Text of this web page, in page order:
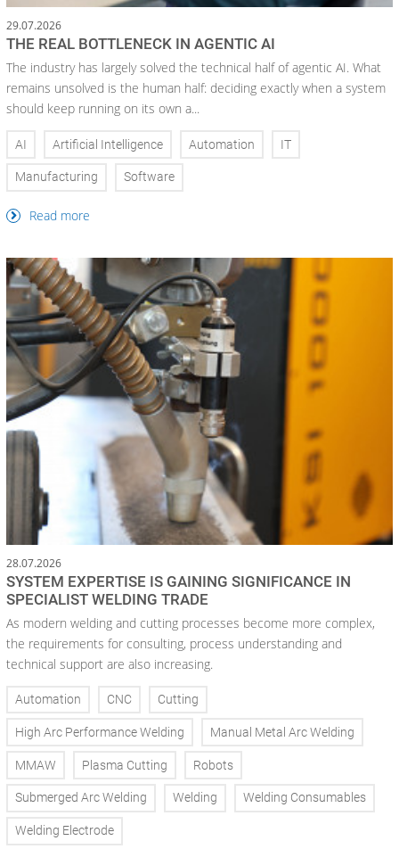
29.07.2026
THE REAL BOTTLENECK IN AGENTIC AI
The industry has largely solved the technical half of agentic AI. What
remains unsolved is the human half: deciding exactly when a system
should keep running on its own a...
AI Artificial Intelligence Automation IT
Manufacturing Software
Read more
28.07.2026
SYSTEM EXPERTISE IS GAINING SIGNIFICANCE IN
SPECIALIST WELDING TRADE
As modern welding and cutting processes become more complex,
the requirements for consulting, process understanding and
technical support are also increasing.
Automation CNC Cutting
High Arc Performance Welding Manual Metal Arc Welding
MMAW Plasma Cutting Robots
Submerged Arc Welding Welding Welding Consumables
Welding Electrode